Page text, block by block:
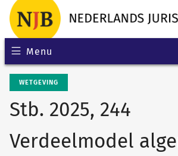
Menu
WETGEVING
Stb. 2025, 244
Verdeelmodel